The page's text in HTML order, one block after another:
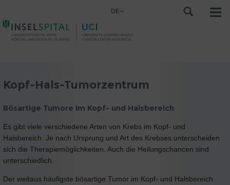
DE
Kopf-Hals-Tumorzentrum
Bösartige Tumore im Kopf- und Halsbereich
Es gibt viele verschiedene Arten von Krebs im Kopf- und
Halsbereich. Je nach Ursprung und Art des Krebses unterscheiden
sich die Therapiemöglichkeiten. Auch die Heilungschancen sind
unterschiedlich.
Der weitaus häufigste bösartige Tumor im Kopf- und Halsbereich